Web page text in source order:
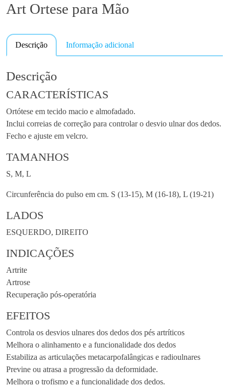
Art Ortese para Mão
Descrição Informação adicional
Descrição
CARACTERÍSTICAS
Ortótese em tecido macio e almofadado.
Inclui correias de correção para controlar o desvio ulnar dos dedos.
Fecho e ajuste em velcro.
TAMANHOS
S, M, L
Circunferência do pulso em cm. S (13-15), M (16-18), L (19-21)
LADOS
ESQUERDO, DIREITO
INDICAÇÕES
Artrite
Artrose
Recuperação pós-operatória
EFEITOS
Controla os desvios ulnares dos dedos dos pés artríticos
Melhora o alinhamento e a funcionalidade dos dedos
Estabiliza as articulações metacarpofalângicas e radioulnares
Previne ou atrasa a progressão da deformidade.
Melhora o trofismo e a funcionalidade dos dedos.